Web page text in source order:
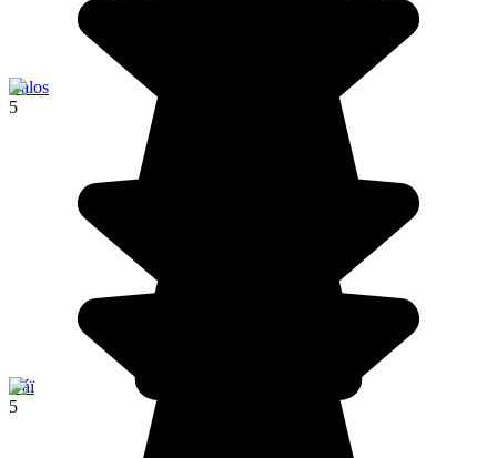
Balos
5
Váï
5